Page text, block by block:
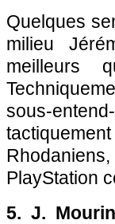
Quelques
milieu
meilleurs
sous-
PlayStation
5. J.